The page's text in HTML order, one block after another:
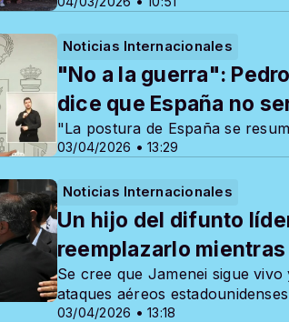
Noticias Internacionales
03/04/2026 • 13:29
"No a la guerra":
dice que España no
"La postura de España se
Noticias Internacionales
03/04/2026 • 13:18
Un hijo del difunto
reemplazarlo
Se cree que Jamenei sigue
ataques aéreos